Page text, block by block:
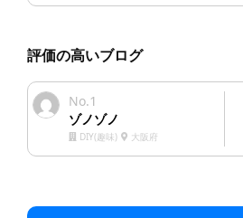
評価の高いブログ
No.1
ゾノゾノ
DIY(趣味) 大阪府